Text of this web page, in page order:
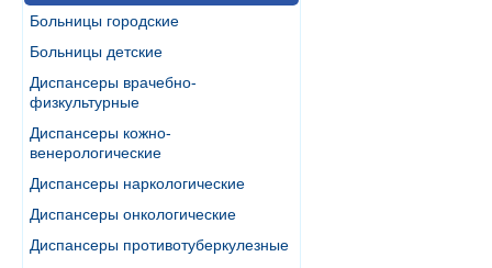
Больницы городские
Больницы детские
Диспансеры врачебно-
физкультурные
Диспансеры кожно-
венерологические
Диспансеры наркологические
Диспансеры онкологические
Диспансеры противотуберкулезные